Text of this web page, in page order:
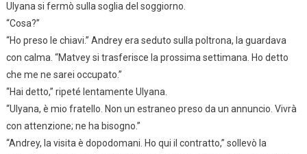
Ulyana si fermò sulla soglia del soggiorno.
“Cosa?”
“Ho preso le chiavi.” Andrey era seduto sulla poltrona, la guardava
con calma. “Matvey si trasferisce la prossima settimana. Ho detto
che me ne sarei occupato.”
“Hai detto,” ripeté lentamente Ulyana.
“Ulyana, è mio fratello. Non un estraneo preso da un annuncio. Vivrà
con attenzione; ne ha bisogno.”
“Andrey, la visita è dopodomani. Ho qui il contratto,” sollevò la